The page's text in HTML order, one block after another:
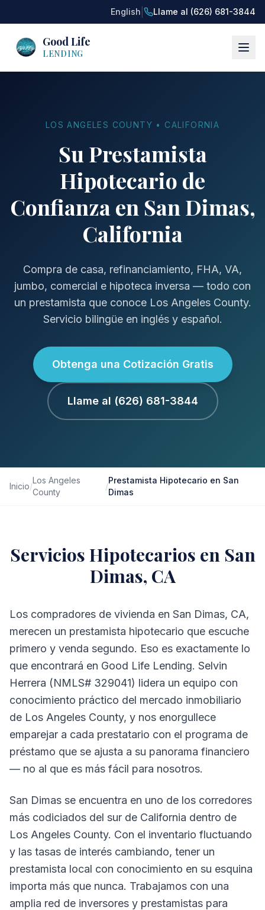
English Llame al (626) 681-3844
Good Life
LENDING
LOS ANGELES COUNTY • CALIFORNIA
Su Prestamista
Hipotecario de
Confianza en San Dimas,
California
Compra de casa, refinanciamiento, FHA, VA,
jumbo, comercial e hipoteca inversa — todo con
un prestamista que conoce Los Angeles County.
Servicio bilingüe en inglés y español.
Obtenga una Cotización Gratis
Llame al (626) 681-3844
Inicio/
Los Angeles
County
/
Prestamista Hipotecario en San
Dimas
Servicios Hipotecarios en San
Dimas, CA
Los compradores de vivienda en San Dimas, CA,
merecen un prestamista hipotecario que escuche
primero y venda segundo. Eso es exactamente lo
que encontrará en Good Life Lending. Selvin
Herrera (NMLS# 329041) lidera un equipo con
conocimiento práctico del mercado inmobiliario
de Los Angeles County, y nos enorgullece
emparejar a cada prestatario con el programa de
préstamo que se ajusta a su panorama financiero
— no al que es más fácil para nosotros.
San Dimas se encuentra en uno de los corredores
más codiciados del sur de California dentro de
Los Angeles County. Con el inventario fluctuando
y las tasas de interés cambiando, tener un
prestamista local con conocimiento en su esquina
importa más que nunca. Trabajamos con una
amplia red de inversores y prestamistas para